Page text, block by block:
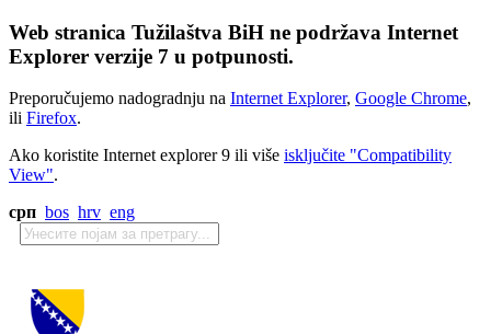
Web stranica Tužilaštva BiH ne podržava Internet
Explorer verzije 7 u potpunosti.
Preporučujemo nadogradnju na Internet Explorer, Google Chrome,
ili Firefox.
Ako koristite Internet explorer 9 ili više isključite "Compatibility
View".
срп bos hrv eng